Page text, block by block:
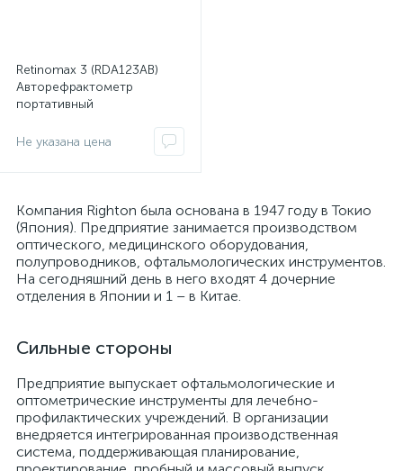
Retinomax 3 (RDA123AB)
Авторефрактометр
портативный
Не указана цена
Компания Righton была основана в 1947 году в Токио
(Япония). Предприятие занимается производством
оптического, медицинского оборудования,
полупроводников, офтальмологических инструментов.
На сегодняшний день в него входят 4 дочерние
отделения в Японии и 1 – в Китае.
Сильные стороны
Предприятие выпускает офтальмологические и
оптометрические инструменты для лечебно-
профилактических учреждений. В организации
внедряется интегрированная производственная
система, поддерживающая планирование,